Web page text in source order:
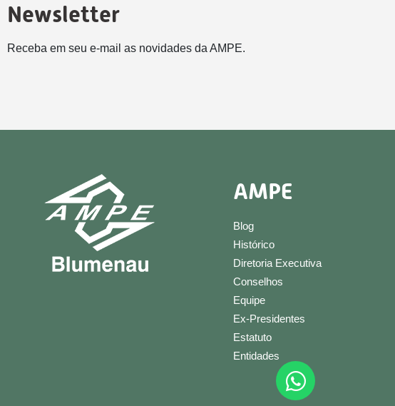
Newsletter
Receba em seu e-mail as novidades da AMPE.
AMPE
Blog
Histórico
Diretoria Executiva
Conselhos
Equipe
Ex-Presidentes
Estatuto
Entidades